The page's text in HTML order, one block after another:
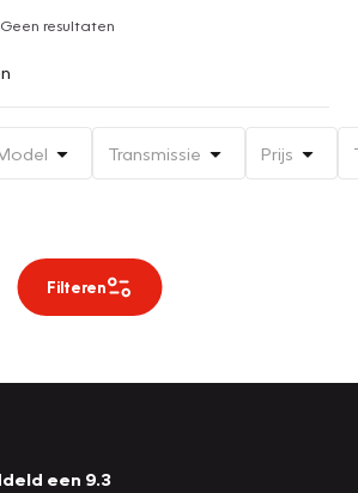
Geen resultaten
Transmissie Prijs
Filteren
een 9.3